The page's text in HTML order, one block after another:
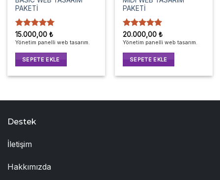
PAKETİ
5 üzerinden
5oy aldı
15.000,00₺
Yönetim panelli web tasarım.
SEPETE EKLE
PAKETİ
5 üzerinden
5oy aldı
20.000,00₺
Yönetim panelli web tasarım.
SEPETE EKLE
Destek
İletişim
Hakkımızda